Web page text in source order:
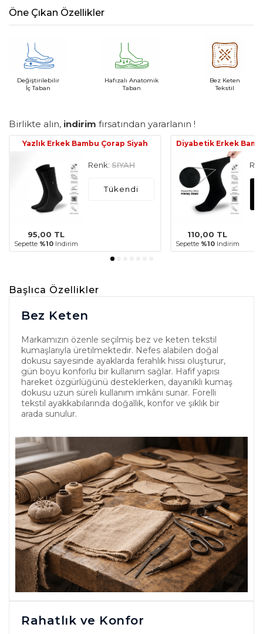
Öne Çıkan Özellikler
Değiştirilebilir
İç Taban
Hafızalı Anatomik
Taban
Bez Keten
Tekstil
Birlikte alın, indirim fırsatından yararlanın !
Yazlık Erkek Bambu Çorap Siyah
95,00 TL
Sepette %10Indirim
Renk: SIYAH
Tükendi
Diyabetik Erkek
110,00 TL
Sepette %10Indirim
Başlıca Özellikler
Bez Keten
Markamızın özenle seçilmiş bez ve keten tekstil
kumaşlarıyla üretilmektedir. Nefes alabilen doğal
dokusu sayesinde ayaklarda ferahlık hissi oluşturur,
gün boyu konforlu bir kullanım sağlar. Hafif yapısı
hareket özgürlüğünü desteklerken, dayanıklı kumaş
dokusu uzun süreli kullanım imkânı sunar. Forelli
tekstil ayakkabılarında doğallık, konfor ve şıklık bir
arada sunulur.
Rahatlık ve Konfor